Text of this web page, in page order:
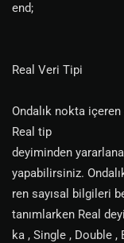
end;
Real Veri Tipi
Ondalık nokta
Real tip
deyiminden
yapabilirsiniz.
ren sayısal bilgileri
tanımlarken Real
ka , Single , Double